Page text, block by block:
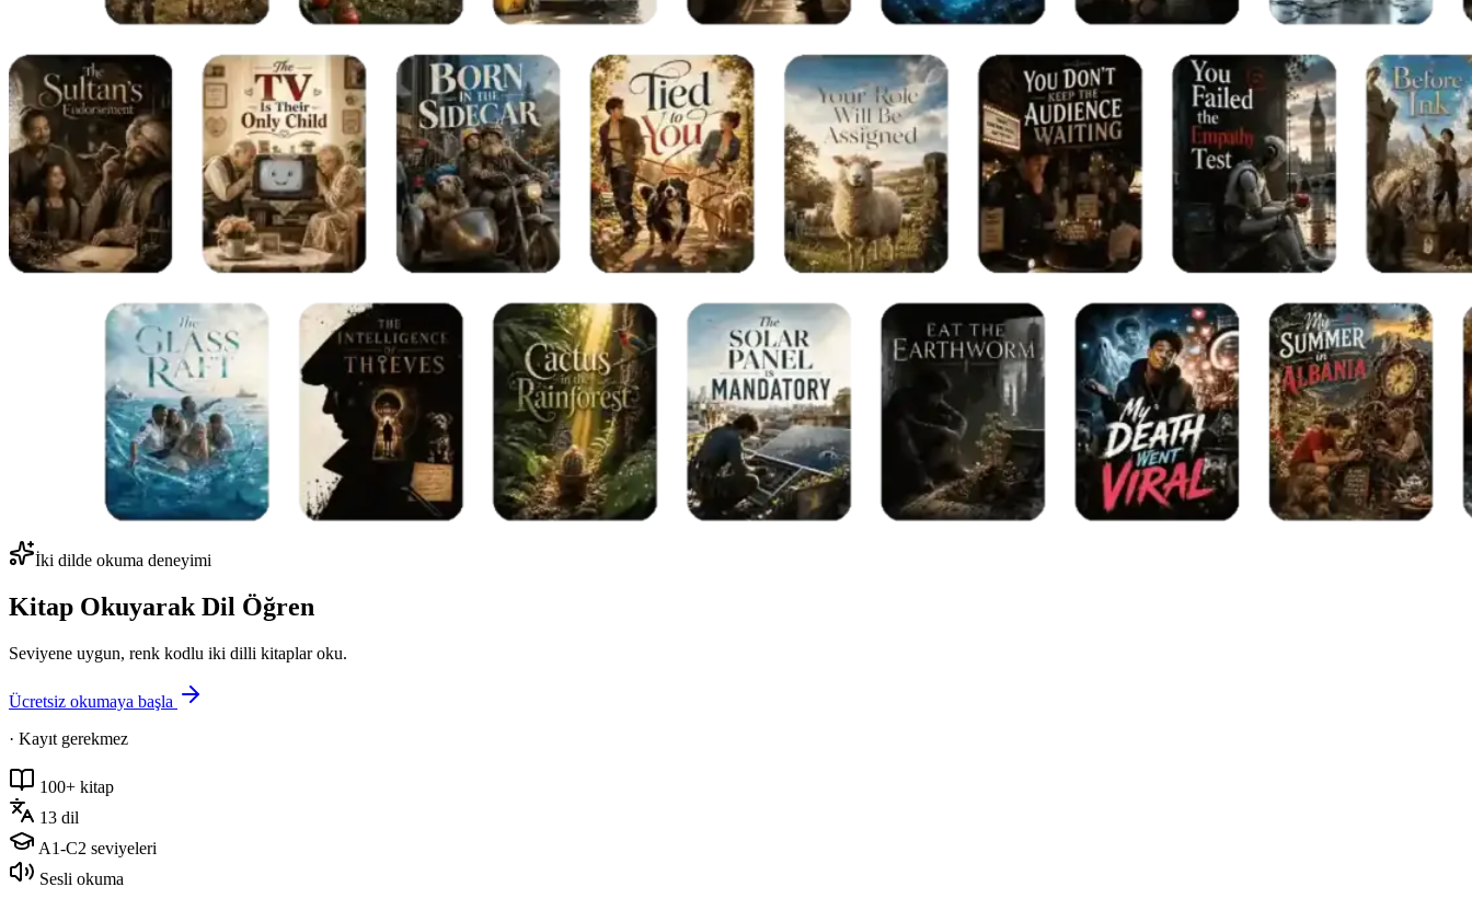
İki dilde okuma deneyimi
Kitap Okuyarak Dil Öğren
Seviyene uygun, renk kodlu iki dilli kitaplar oku.
Ücretsiz okumaya başla
· Kayıt gerekmez
100+ kitap
13 dil
A1-C2 seviyeleri
Sesli okuma